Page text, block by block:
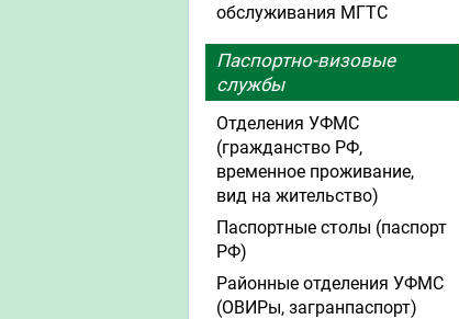
обслуживания МГТС
Паспортно-визовые
службы
Отделения УФМС
(гражданство РФ,
временное проживание,
вид на жительство)
Паспортные столы (паспорт
РФ)
Районные отделения УФМС
(ОВИРы, загранпаспорт)